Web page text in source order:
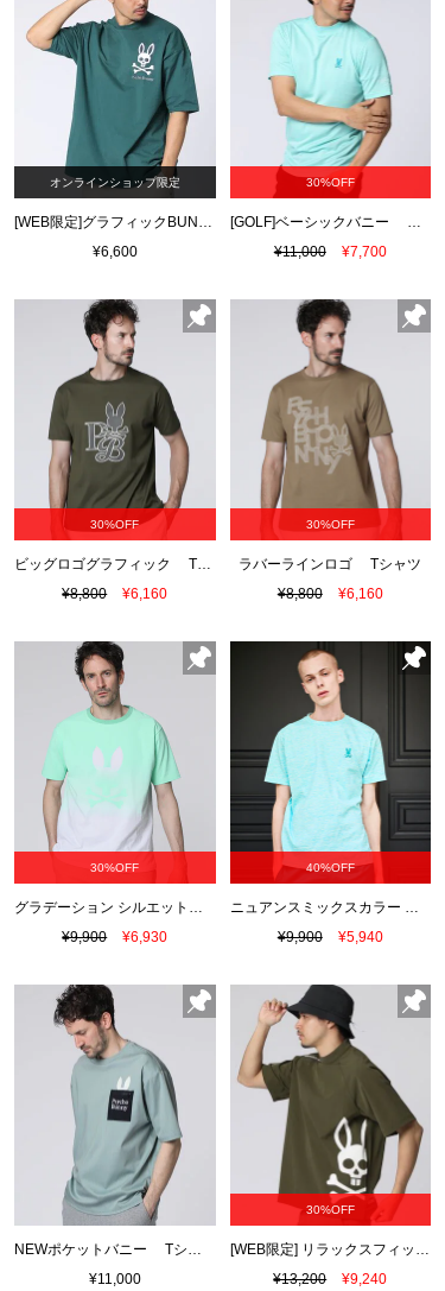
オンラインショップ限定
¥6,600
30%OFF
¥11,000
¥7,700
30%OFF
ビッグロゴグラフィック Tシャツ
¥8,800
¥6,160
30%OFF
ラバーラインロゴ Tシャツ
¥8,800
¥6,160
30%OFF
¥9,900
¥6,930
40%OFF
¥9,900
¥5,940
NEWポケットバニー Tシャツ
¥11,000
30%OFF
[WEB限定] リラックスフィット ビッグバニーロゴ モックネックTシャツ
¥13,200
¥9,240